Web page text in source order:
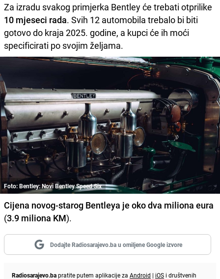
Za izradu svakog primjerka Bentley će trebati otprilike
10 mjeseci rada. Svih 12 automobila trebalo bi biti
gotovo do kraja 2025. godine, a kupci će ih moći
specificirati po svojim željama.
Foto: Bentley: Novi Bentley Speed Six
Cijena novog-starog Bentleya je oko dva miliona eura
(3.9 miliona KM).
Dodajte Radiosarajevo.ba u omiljene Google izvore
Radiosarajevo.bapratite putem aplikacije za Android | iOS i društvenih